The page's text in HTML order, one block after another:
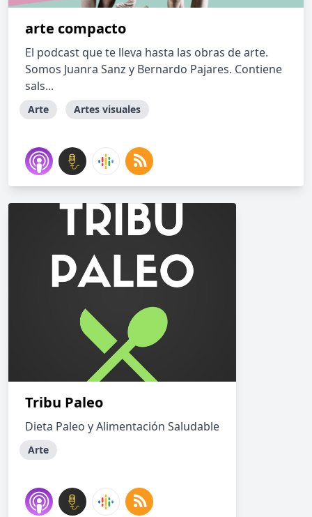
arte compacto
El podcast que te lleva hasta las obras de arte.
Somos Juanra Sanz y Bernardo Pajares. Contiene
sals...
Arte Artes visuales
Tribu Paleo
Dieta Paleo y Alimentación Saludable
Arte